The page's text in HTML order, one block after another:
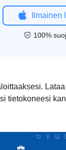
Ilmainen
100%
tietokoneesi